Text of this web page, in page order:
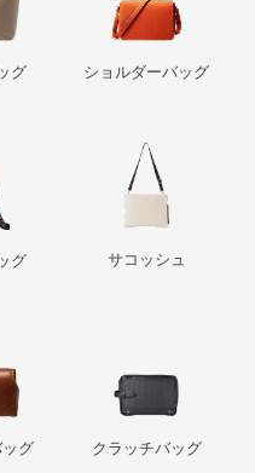
グ ショルダーバッグ
グ サコッシュ
グ クラッチバッグ